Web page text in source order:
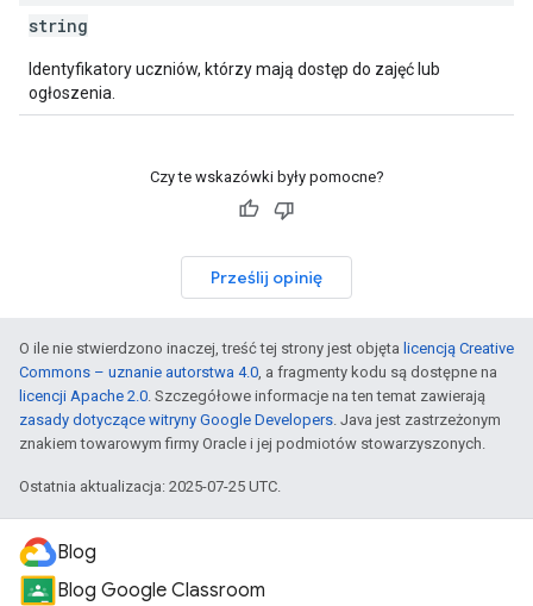
string
Identyfikatory uczniów, którzy mają dostęp do zajęć lub
ogłoszenia.
Czy te wskazówki były pomocne?
Prześlij opinię
O ile nie stwierdzono inaczej, treść tej strony jest objęta licencją Creative
Commons – uznanie autorstwa 4.0, a fragmenty kodu są dostępne na
licencji Apache 2.0. Szczegółowe informacje na ten temat zawierają
zasady dotyczące witryny Google Developers. Java jest zastrzeżonym
znakiem towarowym firmy Oracle i jej podmiotów stowarzyszonych.
Ostatnia aktualizacja: 2025-07-25 UTC.
Blog
Blog Google Classroom